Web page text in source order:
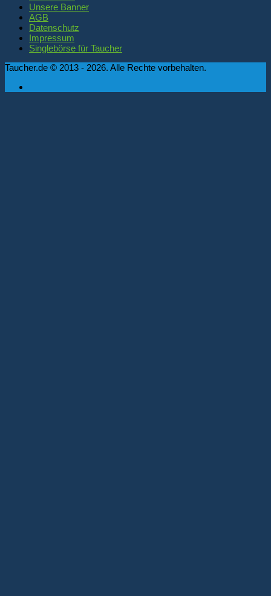
Unsere Banner
AGB
Datenschutz
Impressum
Singlebörse für Taucher
Taucher.de © 2013 - 2026. Alle Rechte vorbehalten.